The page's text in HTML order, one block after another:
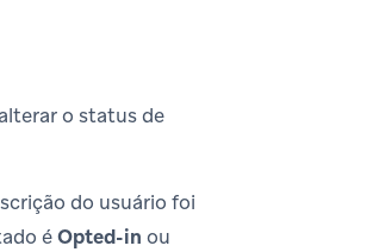
o status de
do usuário foi
éOpted-in ou